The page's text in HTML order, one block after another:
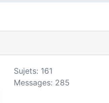
Sujets: 161
Messages: 285